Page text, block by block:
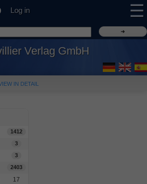
Log in ☰
Verlag GmbH
IN DETAIL
1412
3
3
2403
17